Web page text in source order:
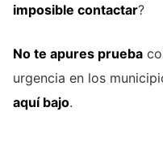
imposible contactar?
No te apures prueba
urgencia en los
aquí bajo.